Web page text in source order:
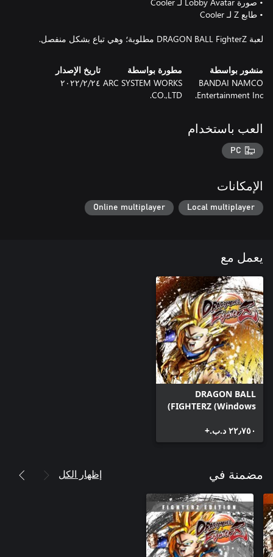
لعبة DRAGON BALL FighterZ مطلوبة؛ وهي تباع بشكل منفصل.
منشور بواسطة
BANDAI NAMCO
Entertainment Inc.
مطورة بواسطة
ARC SYSTEM WORKS
CO.,LTD.
تاريخ الإصدار
٢٤‏/٢‏/٢٠٢٢
العب باستخدام
PC
الإمكانات
Local multiplayer
Online multiplayer
يعمل مع
DRAGON BALL
FIGHTERZ (Windows)
٢٢٫٧٥٠ د.ب.‏+
مضمنة في إظهار الكل